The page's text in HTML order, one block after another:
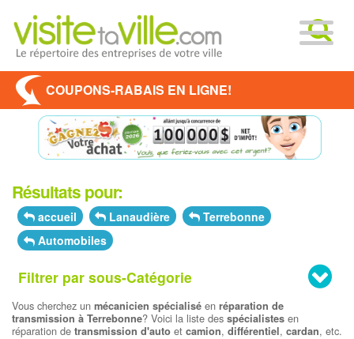
COUPONS-RABAIS EN LIGNE!
Résultats pour:
accueil Lanaudière
Terrebonne
Automobiles
Filtrer par sous-Catégorie
Vous cherchez un mécanicien spécialisé en réparation de
transmission à Terrebonne? Voici la liste des spécialistes en
réparation de transmission d'auto et camion, différentiel, cardan, etc.